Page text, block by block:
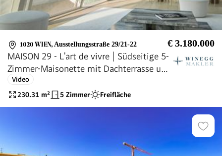
1020 WIEN, Ausstellungsstraße 29/21-22 € 3.180.000
MAISON 29 - L'art de vivre | Südseitige 5-
Zimmer-Maisonette mit Dachterrasse und
privatem Liftausstieg! Blick über den
Prater!
Video
230.31 m² 5 Zimmer Freifläche